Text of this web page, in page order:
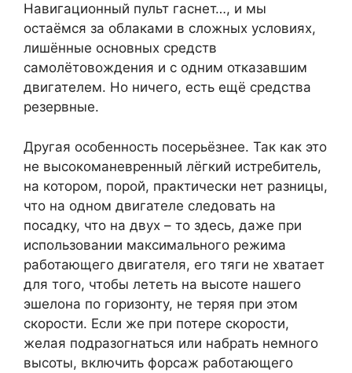
Навигационный пульт гаснет…, и мы
остаёмся за облаками в сложных условиях,
лишённые основных средств
самолётовождения и с одним отказавшим
двигателем. Но ничего, есть ещё средства
резервные.
Другая особенность посерьёзнее. Так как это
не высокоманевренный лёгкий истребитель,
на котором, порой, практически нет разницы,
что на одном двигателе следовать на
посадку, что на двух – то здесь, даже при
использовании максимального режима
работающего двигателя, его тяги не хватает
для того, чтобы лететь на высоте нашего
эшелона по горизонту, не теряя при этом
скорости. Если же при потере скорости,
желая подразогнаться или набрать немного
высоты, включить форсаж работающего